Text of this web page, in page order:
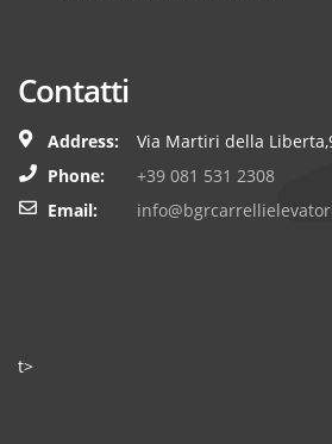
Contatti
Address:
Via Martiri della
Phone:
+39 081 531 2308
Email:
t>